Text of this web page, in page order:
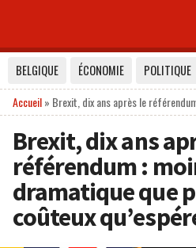
BELGIQUE ÉCONOMIE POLITIQUE
Accueil» Brexit, dix ans après le
Brexit, dix ans
référendum :
dramatique que
coûteux